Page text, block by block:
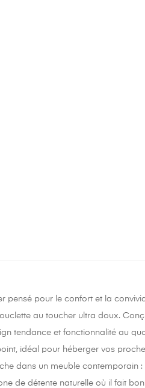
pensé pour le confort et la
au toucher ultra doux.
tendance et fonctionnalité au
idéal pour héberger vos
dans un meuble contemporain
de détente naturelle où il fait